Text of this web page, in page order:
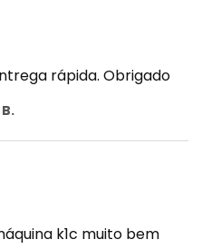
rápida. Obrigado
k1c muito bem